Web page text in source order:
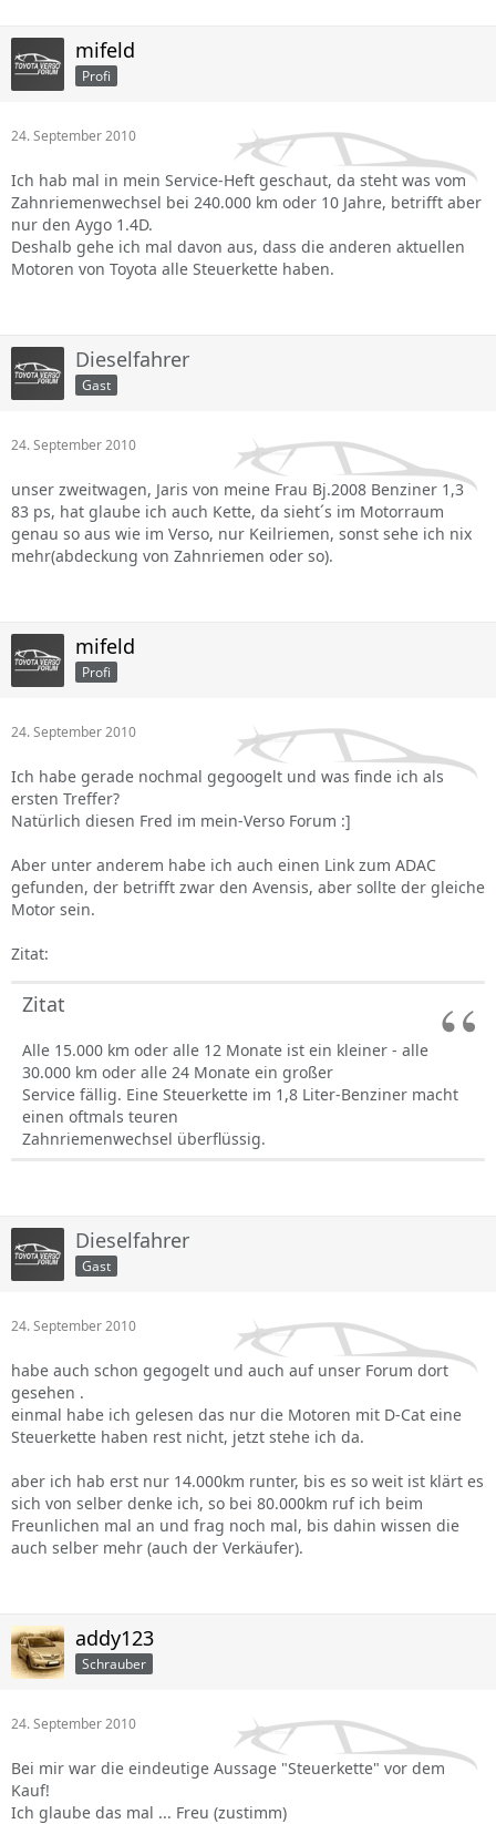
mifeld
Profi
24. September 2010
Ich hab mal in mein Service-Heft geschaut, da steht was vom
Zahnriemenwechsel bei 240.000 km oder 10 Jahre, betrifft aber
nur den Aygo 1.4D.
Deshalb gehe ich mal davon aus, dass die anderen aktuellen
Motoren von Toyota alle Steuerkette haben.
Dieselfahrer
Gast
24. September 2010
unser zweitwagen, Jaris von meine Frau Bj.2008 Benziner 1,3
83 ps, hat glaube ich auch Kette, da sieht´s im Motorraum
genau so aus wie im Verso, nur Keilriemen, sonst sehe ich nix
mehr(abdeckung von Zahnriemen oder so).
mifeld
Profi
24. September 2010
Ich habe gerade nochmal gegoogelt und was finde ich als
ersten Treffer?
Natürlich diesen Fred im mein-Verso Forum :]
Aber unter anderem habe ich auch einen Link zum ADAC
gefunden, der betrifft zwar den Avensis, aber sollte der gleiche
Motor sein.
Zitat:
Zitat
Alle 15.000 km oder alle 12 Monate ist ein kleiner - alle
30.000 km oder alle 24 Monate ein großer
Service fällig. Eine Steuerkette im 1,8 Liter-Benziner macht
einen oftmals teuren
Zahnriemenwechsel überflüssig.
Dieselfahrer
Gast
24. September 2010
habe auch schon gegogelt und auch auf unser Forum dort
gesehen .
einmal habe ich gelesen das nur die Motoren mit D-Cat eine
Steuerkette haben rest nicht, jetzt stehe ich da.
aber ich hab erst nur 14.000km runter, bis es so weit ist klärt es
sich von selber denke ich, so bei 80.000km ruf ich beim
Freunlichen mal an und frag noch mal, bis dahin wissen die
auch selber mehr (auch der Verkäufer).
addy123
Schrauber
24. September 2010
Bei mir war die eindeutige Aussage "Steuerkette" vor dem
Kauf!
Ich glaube das mal ... Freu (zustimm)